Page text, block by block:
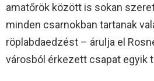
amatőrök között is sokan
minden csarnokban tartanak
röplabdaedzést – árulja el
városból érkezett csapat egyik